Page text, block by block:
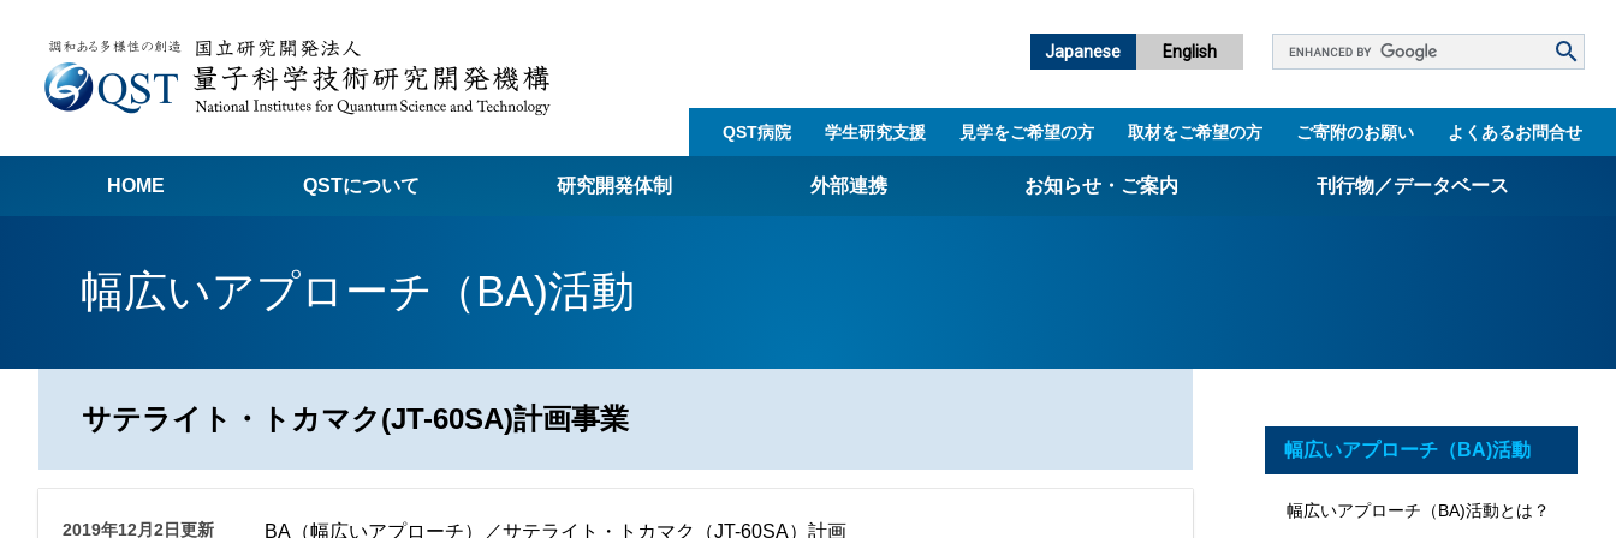
Japanese English
Google
ス
QST病院 学生研究支援​ 見学をご希望の方 取材をご希望の方 ご寄附のお願い よくあるお問合せ
HOME QSTについて 研究開発体制
関西光量子科学研究所
量子医科学研究所
外部連携 お知らせ・ご案内 刊行物／データベース
技術シーズ集／知財マップ
幅広いアプローチ（BA)活動
サテライト・トカマク(JT-60SA)計画事業
2019年12月2日更新 BA（幅広いアプローチ）／サテライト・トカマク（JT-60SA）計画
幅広いアプローチ（BA)活動
幅広いアプローチ（BA)活動とは？